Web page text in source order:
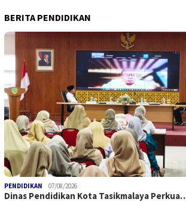
BERITA PENDIDIKAN
PENDIDIKAN 07/08/2026
Dinas Pendidikan Kota Tasikmalaya